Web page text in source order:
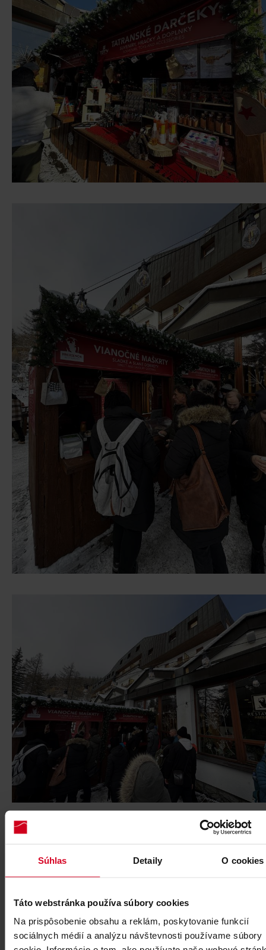
Súhlas Detaily O cookies
Táto webstránka používa súbory cookies
Na prispôsobenie obsahu a reklám, poskytovanie funkcií
sociálnych médií a analýzu návštevnosti používame súbory